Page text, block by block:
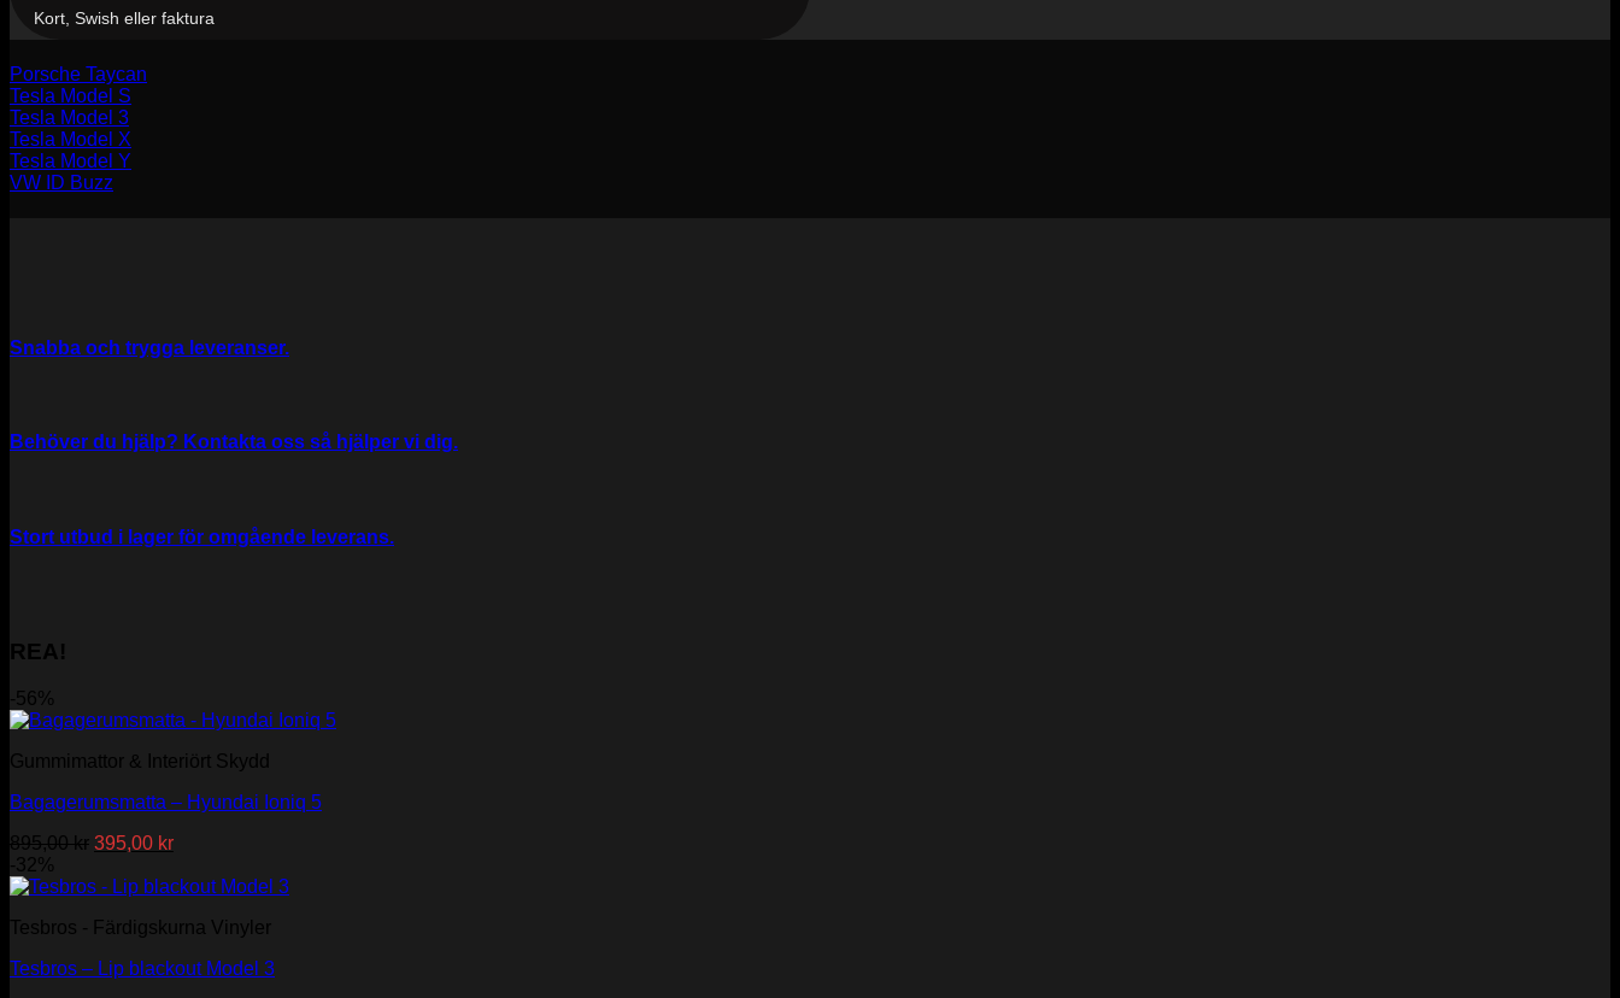
Kort, Swish eller faktura
Porsche Taycan
Tesla Model S
Tesla Model 3
Tesla Model X
Tesla Model Y
VW ID Buzz
Snabba och trygga leveranser.
Behöver du hjälp? Kontakta oss så hjälper vi dig.
Stort utbud i lager för omgående leverans.
REA!
-56%
Gummimattor & Interiört Skydd
Bagagerumsmatta – Hyundai Ioniq 5
895,00kr Det
priset
895,00 kr.
395,00 krDet
priset
395,00 kr.
-32%
Tesbros - Färdigskurna Vinyler
Tesbros – Lip blackout Model 3